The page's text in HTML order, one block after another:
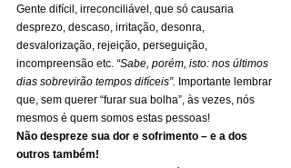
Gente difícil, irreconciliável, que só causaria
desprezo, descaso, irritação, desonra,
desvalorização, rejeição, perseguição,
incompreensão etc. “Sabe, porém, isto: nos últimos
dias sobrevirão tempos difíceis”. Importante lembrar
que, sem querer “furar sua bolha”, às vezes, nós
mesmos é quem somos estas pessoas!
Não despreze sua dor e sofrimento – e a dos
outros também!